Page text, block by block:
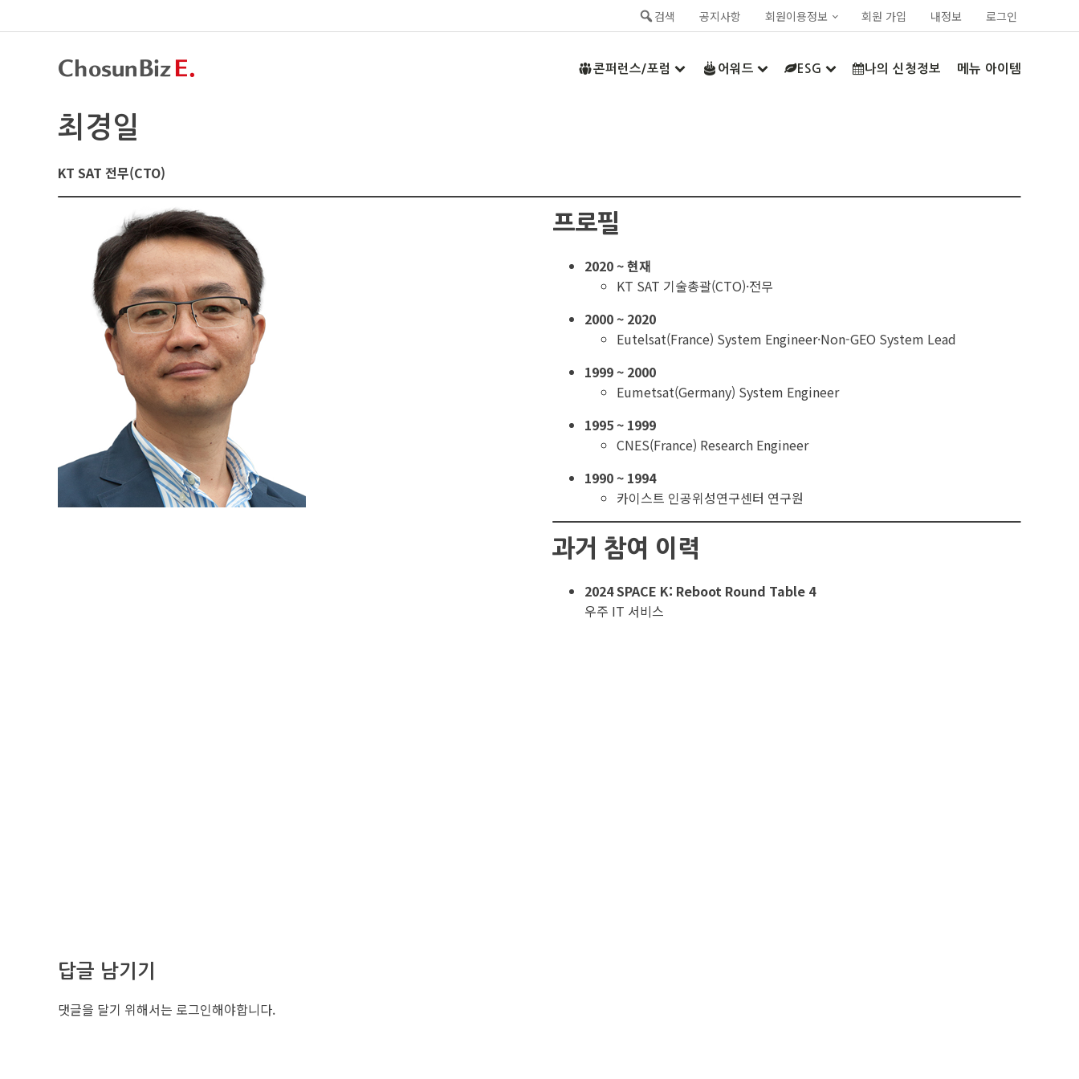
검색 공지사항 회원이용정보 회원 가입 내정보 로그인
콘퍼런스/포럼 어워드 ESG 나의 신청정보 메뉴 아이템
최경일
KT SAT 전무(CTO)
프로필
2020 ~ 현재
KT SAT 기술총괄(CTO)·전무
2000 ~ 2020
Eutelsat(France) System Engineer·Non-GEO System Lead
1999 ~ 2000
Eumetsat(Germany) System Engineer
1995 ~ 1999
CNES(France) Research Engineer
1990 ~ 1994
카이스트 인공위성연구센터 연구원
과거 참여 이력
2024 SPACE K: Reboot Round Table 4
우주 IT 서비스
답글 남기기
댓글을 달기 위해서는 로그인해야합니다.